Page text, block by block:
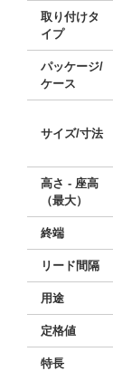
取り付けタ
イプ
パッケージ/
ケース
サイズ/寸法
高さ - 座高
（最大）
終端
リード間隔
用途
定格値
特長